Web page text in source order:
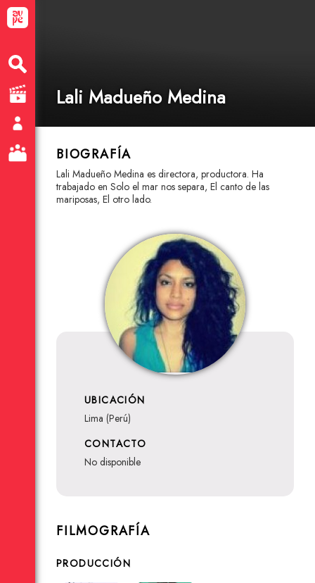
Lali Madueño Medina
BIOGRAFÍA
Lali Madueño Medina es directora, productora. Ha
trabajado en Solo el mar nos separa, El canto de las
mariposas, El otro lado.
UBICACIÓN
Lima (Perú)
CONTACTO
no disponible
FILMOGRAFÍA
PRODUCCIÓN